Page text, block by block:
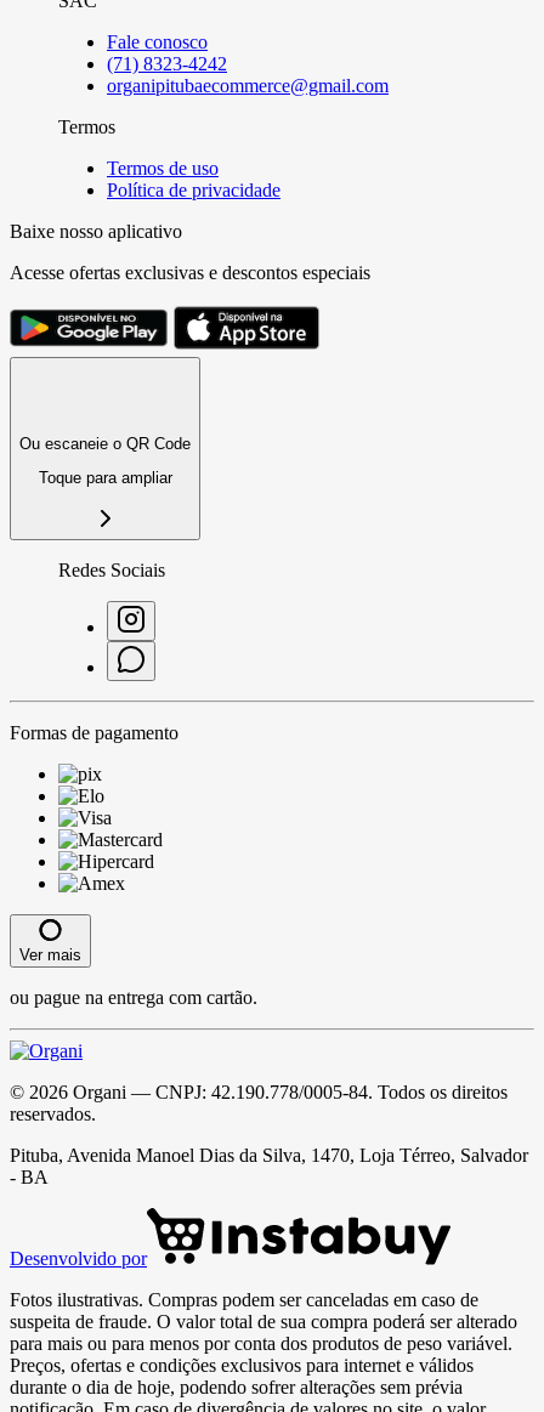
Fale conosco
(71) 8323-4242
organipitubaecommerce@gmail.com
Termos
Termos de uso
Política de privacidade
Baixe nosso aplicativo
Acesse ofertas exclusivas e descontos especiais
Ou escaneie o QR Code
Toque para ampliar
Redes Sociais
Formas de pagamento
Ver mais
ou pague na entrega com cartão.
© 2026 Organi — CNPJ: 42.190.778/0005-84. Todos os direitos
reservados.
Pituba, Avenida Manoel Dias da Silva, 1470, Loja Térreo, Salvador
- BA
Desenvolvido por
Fotos ilustrativas. Compras podem ser canceladas em caso de
suspeita de fraude. O valor total de sua compra poderá ser alterado
para mais ou para menos por conta dos produtos de peso variável.
Preços, ofertas e condições exclusivos para internet e válidos
durante o dia de hoje, podendo sofrer alterações sem prévia